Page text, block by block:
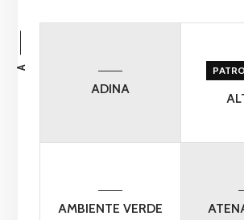
ADINA
A
AMBIENTE VERDE